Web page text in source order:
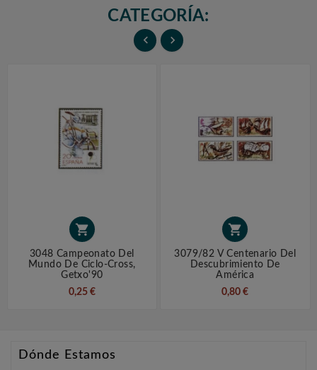
CATEGORÍA:
 

3048 Campeonato Del
Mundo De Ciclo-Cross,
Getxo'90
0,25 €

3079/82 V Centenario Del
Descubrimiento De
América
0,80 €
Dónde Estamos